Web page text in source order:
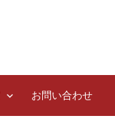
お問い合わせ